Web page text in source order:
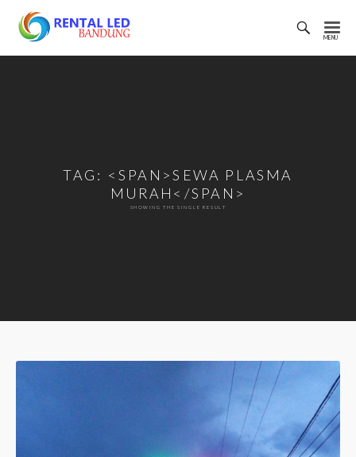
Rental
TAG: <SPAN>SEWA PLASMA
MURAH</SPAN>
SHOWING THE SINGLE RESULT